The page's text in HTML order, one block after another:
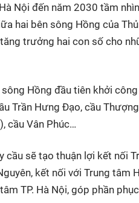
Nội đến năm 2030 tầm
hai bên sông Hồng của
trưởng hai con số cho
Hồng đầu tiên khởi
Trần Hưng Đạo, cầu
cầu Vân Phúc…
cầu sẽ tạo thuận lợi kết nối
kết nối với Trung tâm
TP. Hà Nội, góp phần